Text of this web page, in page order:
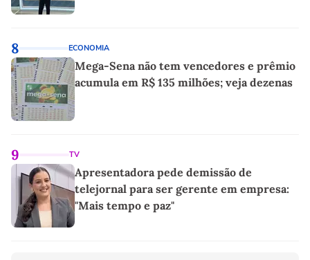
8 ECONOMIA
Mega-Sena não tem vencedores e prêmio
acumula em R$ 135 milhões; veja dezenas
9 TV
Apresentadora pede demissão de
telejornal para ser gerente em empresa:
"Mais tempo e paz"